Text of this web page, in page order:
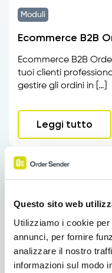
Questo sito web
Utilizziamo i cookie
annunci, per fornire
analizzare il nostro
informazioni sul modo
Moduli
Ecommerce B2B
Ecommerce B2B
tuoi clienti
gestire gli ordini in […]
Leggi tutto